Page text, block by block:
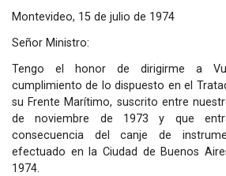
Montevideo, 15 de julio de 1974
Señor Ministro:
Tengo el honor de dirigirme a
cumplimiento de lo dispuesto en el
su Frente Marítimo, suscrito entre
de noviembre de 1973 y que
consecuencia del canje de
efectuado en la Ciudad de Buenos
1974.